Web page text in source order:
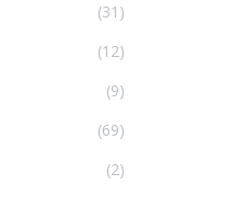
(31)
(12)
(9)
(69)
(2)